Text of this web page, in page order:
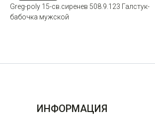
Greg-poly 15-св.сиренев 508.9.123 Галстук-
бабочка мужской
ИНФОРМАЦИЯ